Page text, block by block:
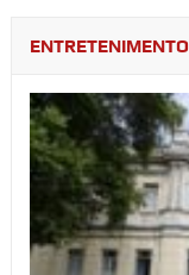
ENTRETENIMENTO